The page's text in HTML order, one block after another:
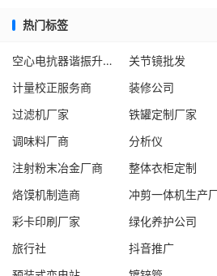
热门标签
空心电抗器谐振升压装置 关节镜批发
计量校正服务商
装修公司
过滤机厂家
铁罐定制厂家
调味料厂商
分析仪
注射粉末冶金厂商
整体衣柜定制
烙馍机制造商
冲剪一体机生产
彩卡印刷厂家
绿化养护公司
旅行社
抖音推广